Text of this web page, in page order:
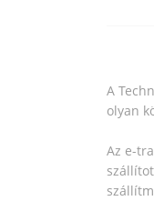
A
olyan
Az e-